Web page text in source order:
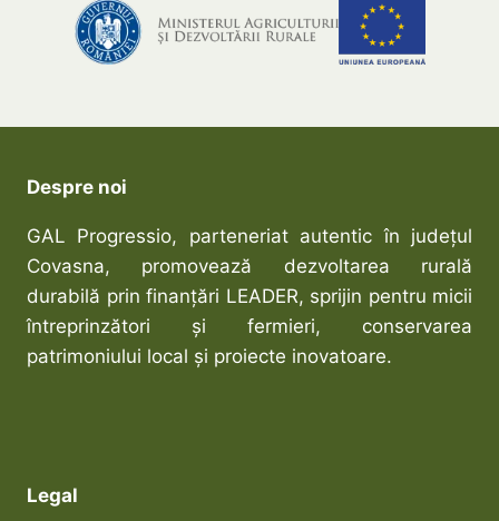
Despre noi
GAL Progressio, parteneriat autentic în județul
Covasna, promovează dezvoltarea rurală
durabilă prin finanțări LEADER, sprijin pentru micii
întreprinzători și fermieri, conservarea
patrimoniului local și proiecte inovatoare.
Legal